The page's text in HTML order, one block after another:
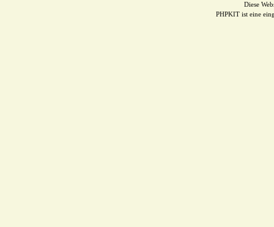
Diese
PHPKIT ist eine